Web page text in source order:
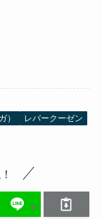
）
レバークーゼン